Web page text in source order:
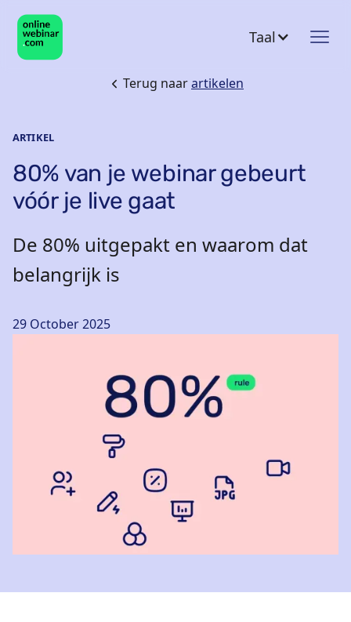
Taal
Terug naarartikelen
ARTIKEL
80% van je webinar gebeurt
vóór je live gaat
De 80% uitgepakt en waarom dat
belangrijk is
29 October 2025